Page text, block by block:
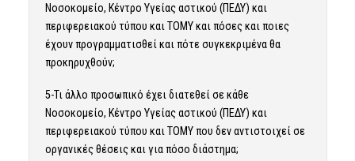
Νοσοκομείο, Κέντρο Υγείας αστικού (ΠΕΔΥ) και
περιφερειακού τύπου και ΤΟΜΥ και πόσες και ποιες
έχουν προγραμματισθεί και πότε συγκεκριμένα θα
προκηρυχθούν;
5-Τι άλλο προσωπικό έχει διατεθεί σε κάθε
Νοσοκομείο, Κέντρο Υγείας αστικού (ΠΕΔΥ) και
περιφερειακού τύπου και ΤΟΜΥ που δεν αντιστοιχεί σε
οργανικές θέσεις και για πόσο διάστημα;